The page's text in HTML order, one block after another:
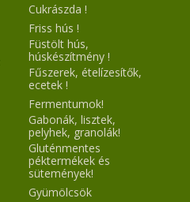
Cukrászda !
Friss hús !
Füstölt hús,
húskészítmény !
Fűszerek, ételízesítők,
ecetek !
Fermentumok!
Gabonák, lisztek,
pelyhek, granolák!
Gluténmentes
péktermékek és
sütemények!
Gyümölcsök